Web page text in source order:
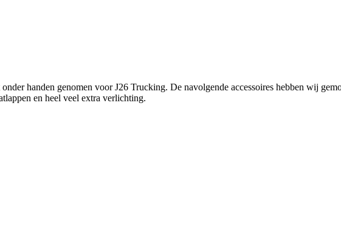
handen genomen voor J26 Trucking. De navolgende accessoires hebben wij
en heel veel extra verlichting.